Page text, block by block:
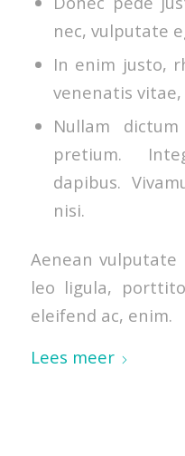
nec, vulputate
In enim justo,
venenatis vitae,
Nullam
pretium.
dapibus.
nisi.
Aenean vulputate
leo ligula,
eleifend ac, enim.
Lees meer